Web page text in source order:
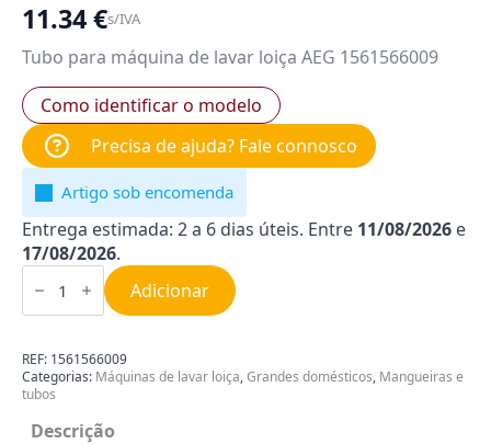
11.34€s/IVA
Tubo para máquina de lavar loiça AEG 1561566009
Como identificar o modelo
Precisa de ajuda? Fale connosco
Artigo sob encomenda
Entrega estimada: 2 a 6 dias úteis. Entre 11/08/2026 e
17/08/2026.
Quantidade
de
para
de
Lavar
Loica
AEG
1561566009
Adicionar
REF: 1561566009
Categorias: Máquinas de lavar loiça,Grandes domésticos, Mangueiras e
tubos
Descrição